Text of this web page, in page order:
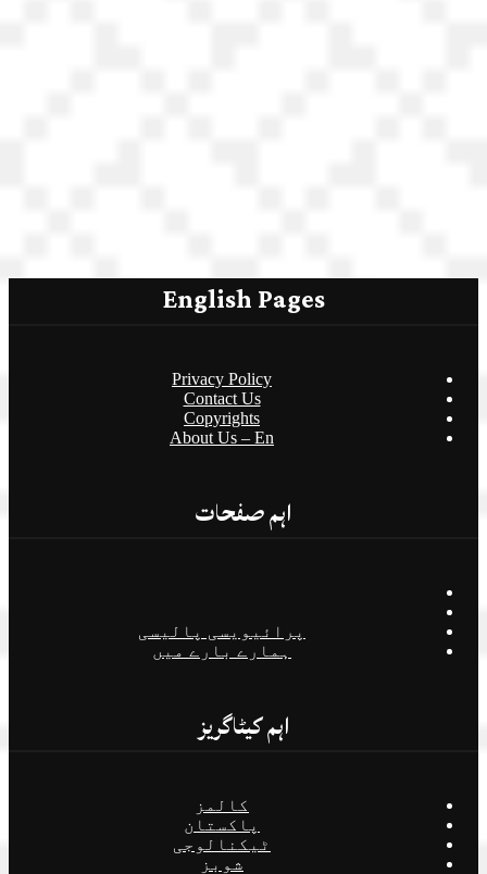
English Pages
Privacy Policy
Contact Us
Copyrights
About Us – En
اہم صفحات
پرائیویسی پالیسی
ہمارے بارے میں
اہم کیٹاگریز
کالمز
پاکستان
ٹیکنالوجی
شوبز